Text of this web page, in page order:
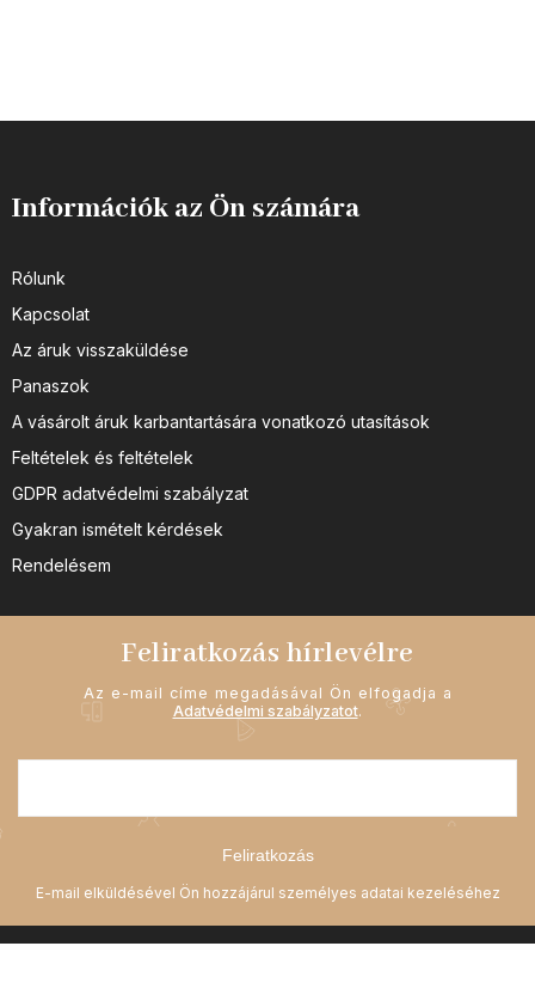
Információk az Ön számára
Rólunk
Kapcsolat
Az áruk visszaküldése
Panaszok
A vásárolt áruk karbantartására vonatkozó utasítások
Feltételek és feltételek
GDPR adatvédelmi szabályzat
Gyakran ismételt kérdések
Rendelésem
Feliratkozás hírlevélre
Az e-mail címe megadásával Ön elfogadja a
Adatvédelmi szabályzatot.
Feliratkozás